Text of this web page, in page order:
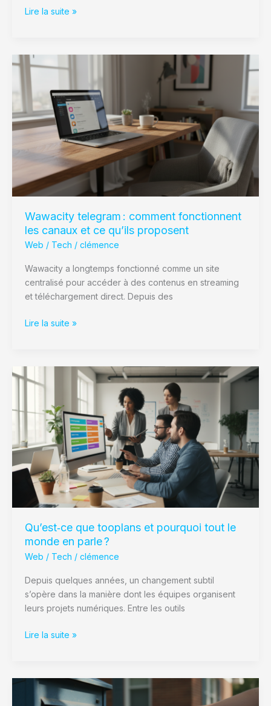
Lire la suite »
Wawacity telegram : comment fonctionnent
les canaux et ce qu’ils proposent
Web / Tech / clémence
Wawacity a longtemps fonctionné comme un site
centralisé pour accéder à des contenus en streaming
et téléchargement direct. Depuis des
Wawacity
telegram :
comment
fonctionnent
les
canaux
ce
proposent
Lire la suite »
Qu’est‑ce que tooplans et pourquoi tout le
monde en parle ?
Web / Tech / clémence
Depuis quelques années, un changement subtil
s’opère dans la manière dont les équipes organisent
leurs projets numériques. Entre les outils
que
et
pourquoi
tout
monde
en
parle ?
Lire la suite »
Combien